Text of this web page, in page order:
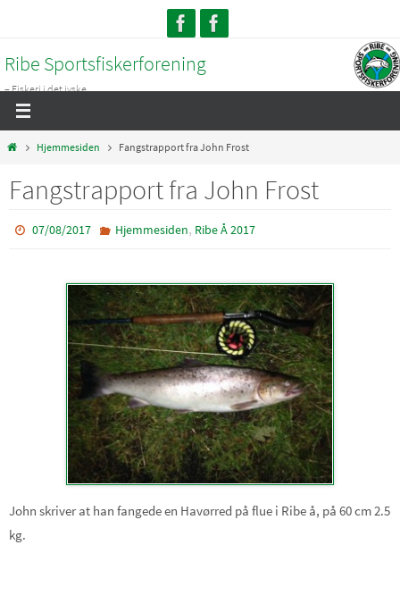
content
Ribe Sportsfiskerforening
– Fiskeri i det jyske...
HomeHjemmesiden Fangstrapport fra John Frost
Fangstrapport fra John Frost
07/08/2017 Hjemmesiden, Ribe Å 2017
John skriver at han fangede en Havørred på flue i Ribe å, på 60 cm 2.5
kg.